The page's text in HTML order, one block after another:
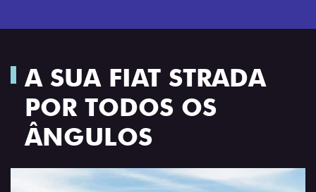
A SUA FIAT STRADA
POR TODOS OS
ÂNGULOS